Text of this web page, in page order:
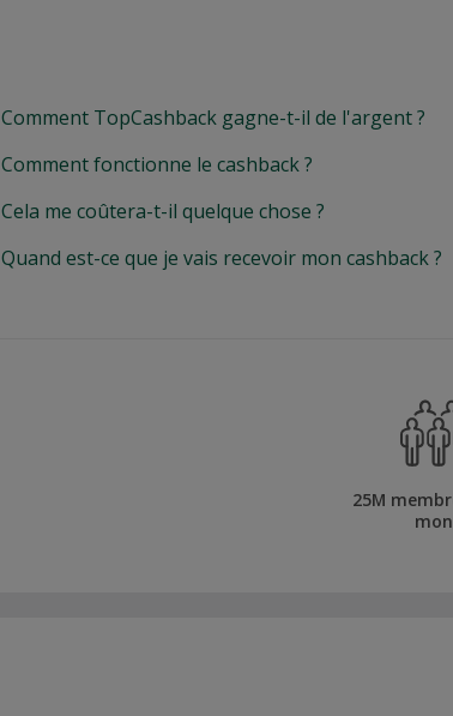
Comment TopCashback gagne-t-il de l'argent ?
Comment fonctionne le cashback ?
Cela me coûtera-t-il quelque chose ?
Quand est-ce que je vais recevoir mon cashback ?
25M